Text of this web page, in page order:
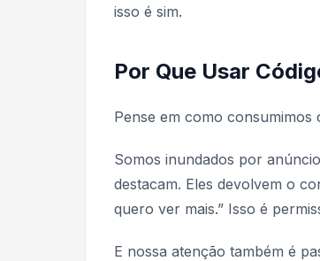
isso é sim.
Por Que Usar
Pense em como consumimos
Somos inundados por
destacam. Eles devolvem o
quero ver mais.” Isso é
E nossa atenção também é